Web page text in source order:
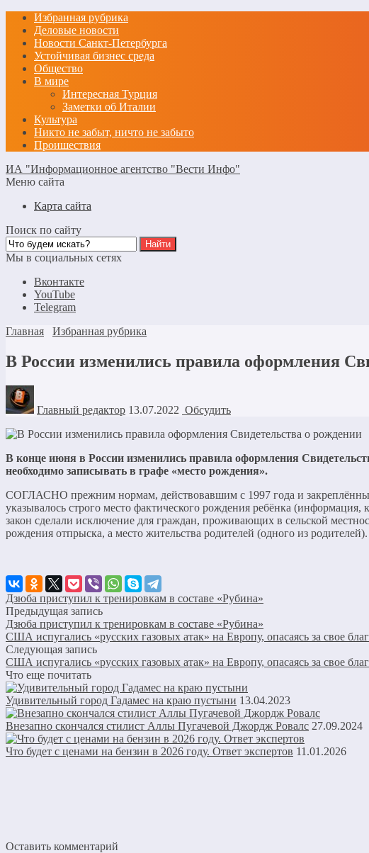
Избранная рубрика
Деловые новости
Новости Санкт-Петербурга
Устойчивая бизнес среда
Общество
В мире
Интересная Турция
Заметки об Италии
Культура
Никто не забыт, ничто не забыто
Проишествия
ИА "Информационное агентство "Вести Инфо"
Меню сайта
Карта сайта
Поиск по сайту
Мы в социальных сетях
Вконтакте
YouTube
Telegram
Главная
Избранная рубрика
В России изменились правила оформления
Главный редактор 13.07.2022 Обсудить
В конце июня в России изменились правила оформления
необходимо записывать в графе «место рождения».
СОГЛАСНО прежним нормам, действовавшим с 1997 года и
указывалось строго место фактического рождения ребёнка
закон сделали исключение для граждан, проживающих в сельской
рождения отпрыска, а место жительства родителей (одного из
Дзюба приступил к тренировкам в составе «Рубина»
Предыдущая запись
Дзюба приступил к тренировкам в составе «Рубина»
США испугались «русских газовых атак» на Европу, опасаясь за свое
Следующая запись
США испугались «русских газовых атак» на Европу, опасаясь за свое
Что еще почитать
Удивительный город Гадамес на краю пустыни 13.04.2023
Внезапно скончался стилист Аллы Пугачевой Джордж Ровалс 27.09.2024
Что будет с ценами на бензин в 2026 году. Ответ экспертов 11.01.2026
Оставить комментарий